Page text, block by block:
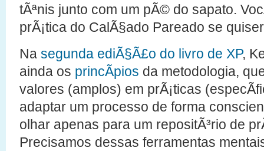
tÃªnis junto com um pÃ© do sapato.
prÃ¡tica do CalÃ§ado Pareado se
Na segunda ediÃ§Ã£o do livro de XP,
ainda os princÃ­pios da metodologia,
valores (amplos) em prÃ¡ticas
adaptar um processo de forma
olhar apenas para um repositÃ³rio de
Precisamos dessas ferramentas